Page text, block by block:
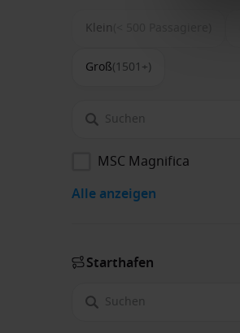
Klein
Groß(1501+)
MSC Magnifica
Alle anzeigen
Starthafen